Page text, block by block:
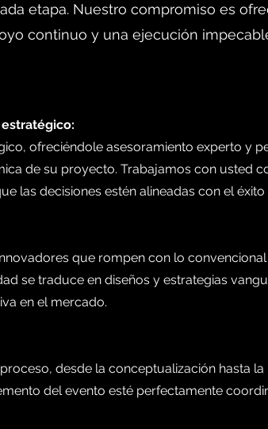
etapa. Nuestro compromiso es
continuo y una ejecución
ofreciéndole asesoramiento experto y
de su proyecto. Trabajamos con usted
las decisiones estén alineadas con el
que rompen con lo
se traduce en diseños y estrategias
en el mercado.
desde la conceptualización hasta
del evento esté perfectamente